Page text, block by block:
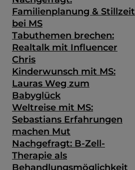
Familienplanung & Stillzeit
bei MS
Tabuthemen brechen:
Realtalk mit Influencer
Chris
Kinderwunsch mit MS:
Lauras Weg zum
Babyglück
Weltreise mit MS:
Sebastians Erfahrungen
machen Mut
Nachgefragt: B-Zell-
Therapie als
Behandlungsmöglichkeit